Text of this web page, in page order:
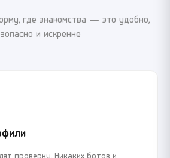
где знакомства — это удобно,
и искренне